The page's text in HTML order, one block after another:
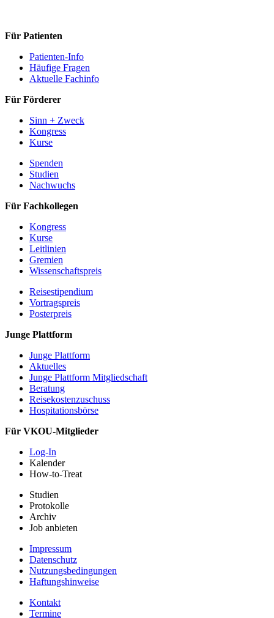
Für Patienten
Patienten-Info
Häufige Fragen
Aktuelle Fachinfo
Für Förderer
Sinn + Zweck
Kongress
Kurse
Spenden
Studien
Nachwuchs
Für Fachkollegen
Kongress
Kurse
Leitlinien
Gremien
Wissenschaftspreis
Reisestipendium
Vortragspreis
Posterpreis
Junge Plattform
Junge Plattform
Aktuelles
Junge Plattform Mitgliedschaft
Beratung
Reisekostenzuschuss
Hospitationsbörse
Für VKOU-Mitglieder
Log-In
Kalender
How-to-Treat
Studien
Protokolle
Archiv
Job anbieten
Impressum
Datenschutz
Nutzungsbedingungen
Haftungshinweise
Kontakt
Termine